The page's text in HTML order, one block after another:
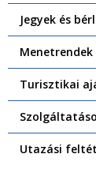
Jegyek és
Menetrendek
Turisztikai
Utazási